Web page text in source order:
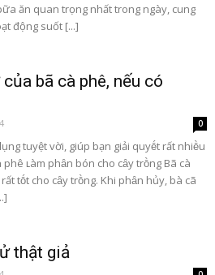
ăn quan trọng nhất trong ngày, cung
động suốt [...]
bã cà phê, nếu có
0
tuyệt vời, giúp bạn giải quyḗt rất nhiḕu
ʟàm phȃn bón cho cȃy trṑng Bã cà
tṓt cho cȃy trṑng. Khi phȃn hủy, bà cã
thật giả